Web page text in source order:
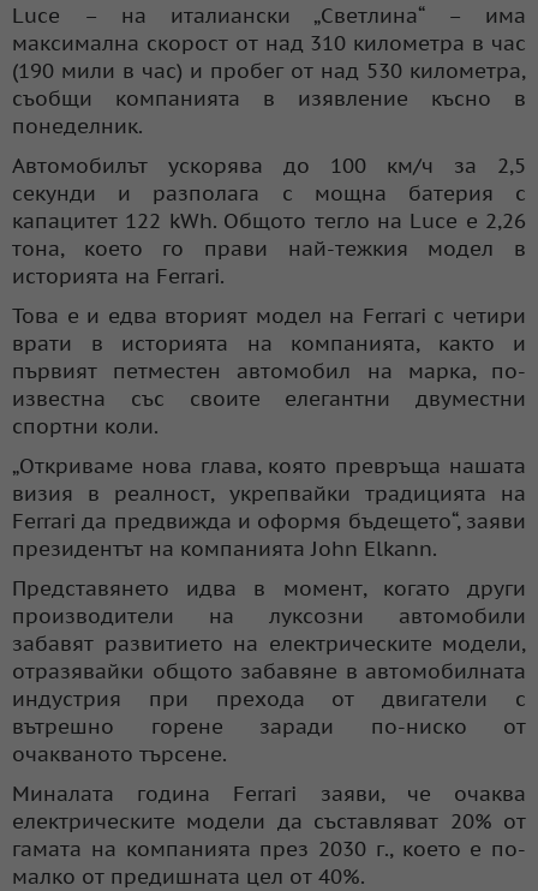
Luce – на италиански „Светлина“ – има
максимална скорост от над 310 километра в час
(190 мили в час) и пробег от над 530 километра,
съобщи компанията в изявление късно в
понеделник.
Автомобилът ускорява до 100 км/ч за 2,5
секунди и разполага с мощна батерия с
капацитет 122 kWh. Общото тегло на Luce е 2,26
тона, което го прави най-тежкия модел в
историята на Ferrari.
Това е и едва вторият модел на Ferrari с четири
врати в историята на компанията, както и
първият петместен автомобил на марка, по-
известна със своите елегантни двуместни
спортни коли.
„Откриваме нова глава, която превръща нашата
визия в реалност, укрепвайки традицията на
Ferrari да предвижда и оформя бъдещето“, заяви
президентът на компанията John Elkann.
Представянето идва в момент, когато други
производители на луксозни автомобили
забавят развитието на електрическите модели,
отразявайки общото забавяне в автомобилната
индустрия при прехода от двигатели с
вътрешно горене заради по-ниско от
очакваното търсене.
Миналата година Ferrari заяви, че очаква
електрическите модели да съставляват 20% от
гамата на компанията през 2030 г., което е по-
малко от предишната цел от 40%.